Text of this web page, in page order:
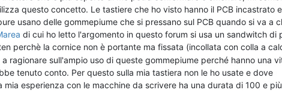
questo concetto. Le tastiere che ho visto hanno il PCB incastrato
usano delle gommepiume che si pressano sul PCB quando si va a
di cui ho letto l'argomento in questo forum si usa un sandwitch di
perchè la cornice non è portante ma fissata (incollata con colla a
ragionare sull'ampio uso di queste gommepiume perché hanno una
tenuto conto. Per questo sulla mia tastiera non le ho usate e dove
esperienza con le macchine da scrivere ha una durata di 100 e